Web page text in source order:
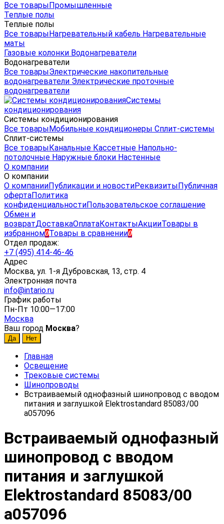
Все товарыПромышленные
Теплые полы
Теплые полы
Все товарыНагревательный кабель Нагревательные
маты
Газовые колонки Водонагреватели
Водонагреватели
Все товарыЭлектрические накопительные
водонагреватели Электрические проточные
водонагреватели
Системы
кондиционирования
Системы кондиционирования
Все товарыМобильные кондиционеры Сплит-системы
Сплит-системы
Все товарыКанальные Кассетные Напольно-
потолочные Наружные блоки Настенные
О компании
О компании
О компанииПубликации и новостиРеквизитыПубличная
офертаПолитика
конфиденциальностиПользовательское соглашение
Обмен и
возвратДоставкаОплатаКонтактыАкцииТовары в
избранном0Товары в сравнении0
Отдел продаж:
+7 (495) 414-46-46
Адрес
Москва, ул. 1-я Дубровская, 13, стр. 4
Электронная почта
info@intario.ru
График работы
Пн-Пт 10:00—17:00
Москва
Ваш город Москва?
Главная
Освещение
Трековые системы
Шинопроводы
Встраиваемый однофазный шинопровод с вводом
питания и заглушкой Elektrostandard 85083/00
a057096
Встраиваемый однофазный
шинопровод с вводом
питания и заглушкой
Elektrostandard 85083/00
a057096